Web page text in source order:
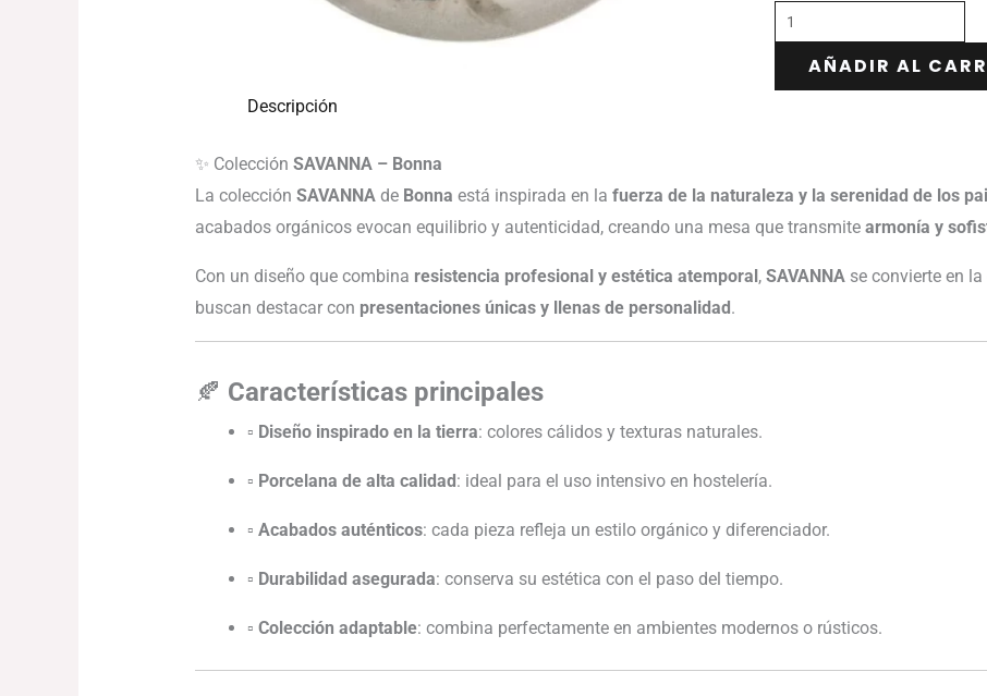
AÑADIR AL
Descripción
✨ Colección SAVANNA – Bonna
La colección SAVANNAde Bonna está inspirada en la fuerza de la naturaleza y la serenidad de los
acabados orgánicos evocan equilibrio y autenticidad, creando una mesa que transmite armonía y
Con un diseño que combina resistencia profesional y estética atemporal , SAVANNAse convierte en
buscan destacar con presentaciones únicas y llenas de personalidad .
🍂 Características principales
▫ Diseño inspirado en la tierra: colores cálidos y texturas naturales.
▫ Porcelana de alta calidad : ideal para el uso intensivo en hostelería.
▫ Acabados auténticos: cada pieza refleja un estilo orgánico y diferenciador.
▫ Durabilidad asegurada: conserva su estética con el paso del tiempo.
▫ Colección adaptable: combina perfectamente en ambientes modernos o rústicos.